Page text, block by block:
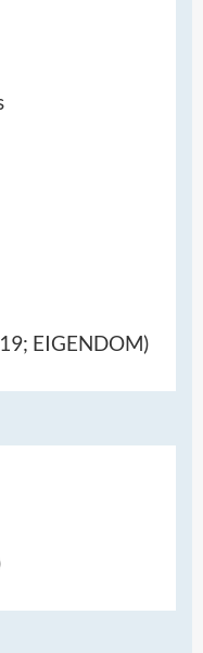
EIGENDOM)